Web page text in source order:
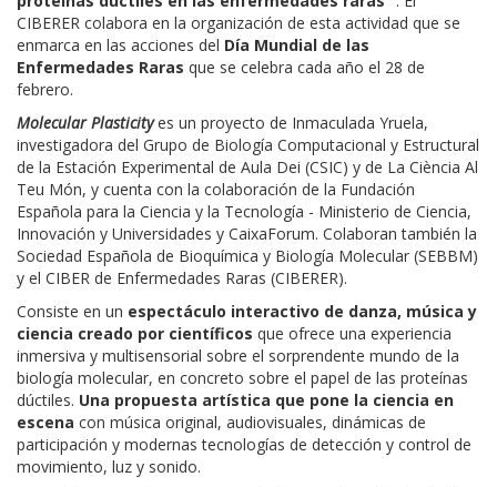
CIBERER colabora en la organización de esta actividad que se
enmarca en las acciones del Día Mundial de las
Enfermedades Raras que se celebra cada año el 28 de
febrero.
Molecular Plasticity es un proyecto de Inmaculada Yruela,
investigadora del Grupo de Biología Computacional y Estructural
de la Estación Experimental de Aula Dei (CSIC) y de La Ciència Al
Teu Món, y cuenta con la colaboración de la Fundación
Española para la Ciencia y la Tecnología - Ministerio de Ciencia,
Innovación y Universidades y CaixaForum. Colaboran también la
Sociedad Española de Bioquímica y Biología Molecular (SEBBM)
y el CIBER de Enfermedades Raras (CIBERER).
Consiste en un espectáculo interactivo de danza, música y
ciencia creado por científicos que ofrece una experiencia
inmersiva y multisensorial sobre el sorprendente mundo de la
biología molecular, en concreto sobre el papel de las proteínas
dúctiles. Una propuesta artística que pone la ciencia en
escena con música original, audiovisuales, dinámicas de
participación y modernas tecnologías de detección y control de
movimiento, luz y sonido.